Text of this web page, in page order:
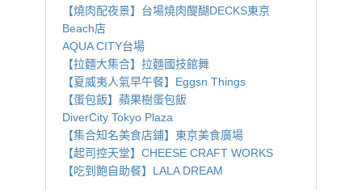
【燒肉配夜景】台場燒肉醍醐DECKS東京
Beach店
AQUA CITY台場
【拉麵大集合】拉麵國技館舞
【夏威夷人氣早午餐】Eggsn Things
【蛋包飯】蘋果樹蛋包飯
DiverCity Tokyo Plaza
【集合知名美食店鋪】東京美食廣場
【起司控天堂】CHEESE CRAFT WORKS
【吃到飽自助餐】LALA DREAM